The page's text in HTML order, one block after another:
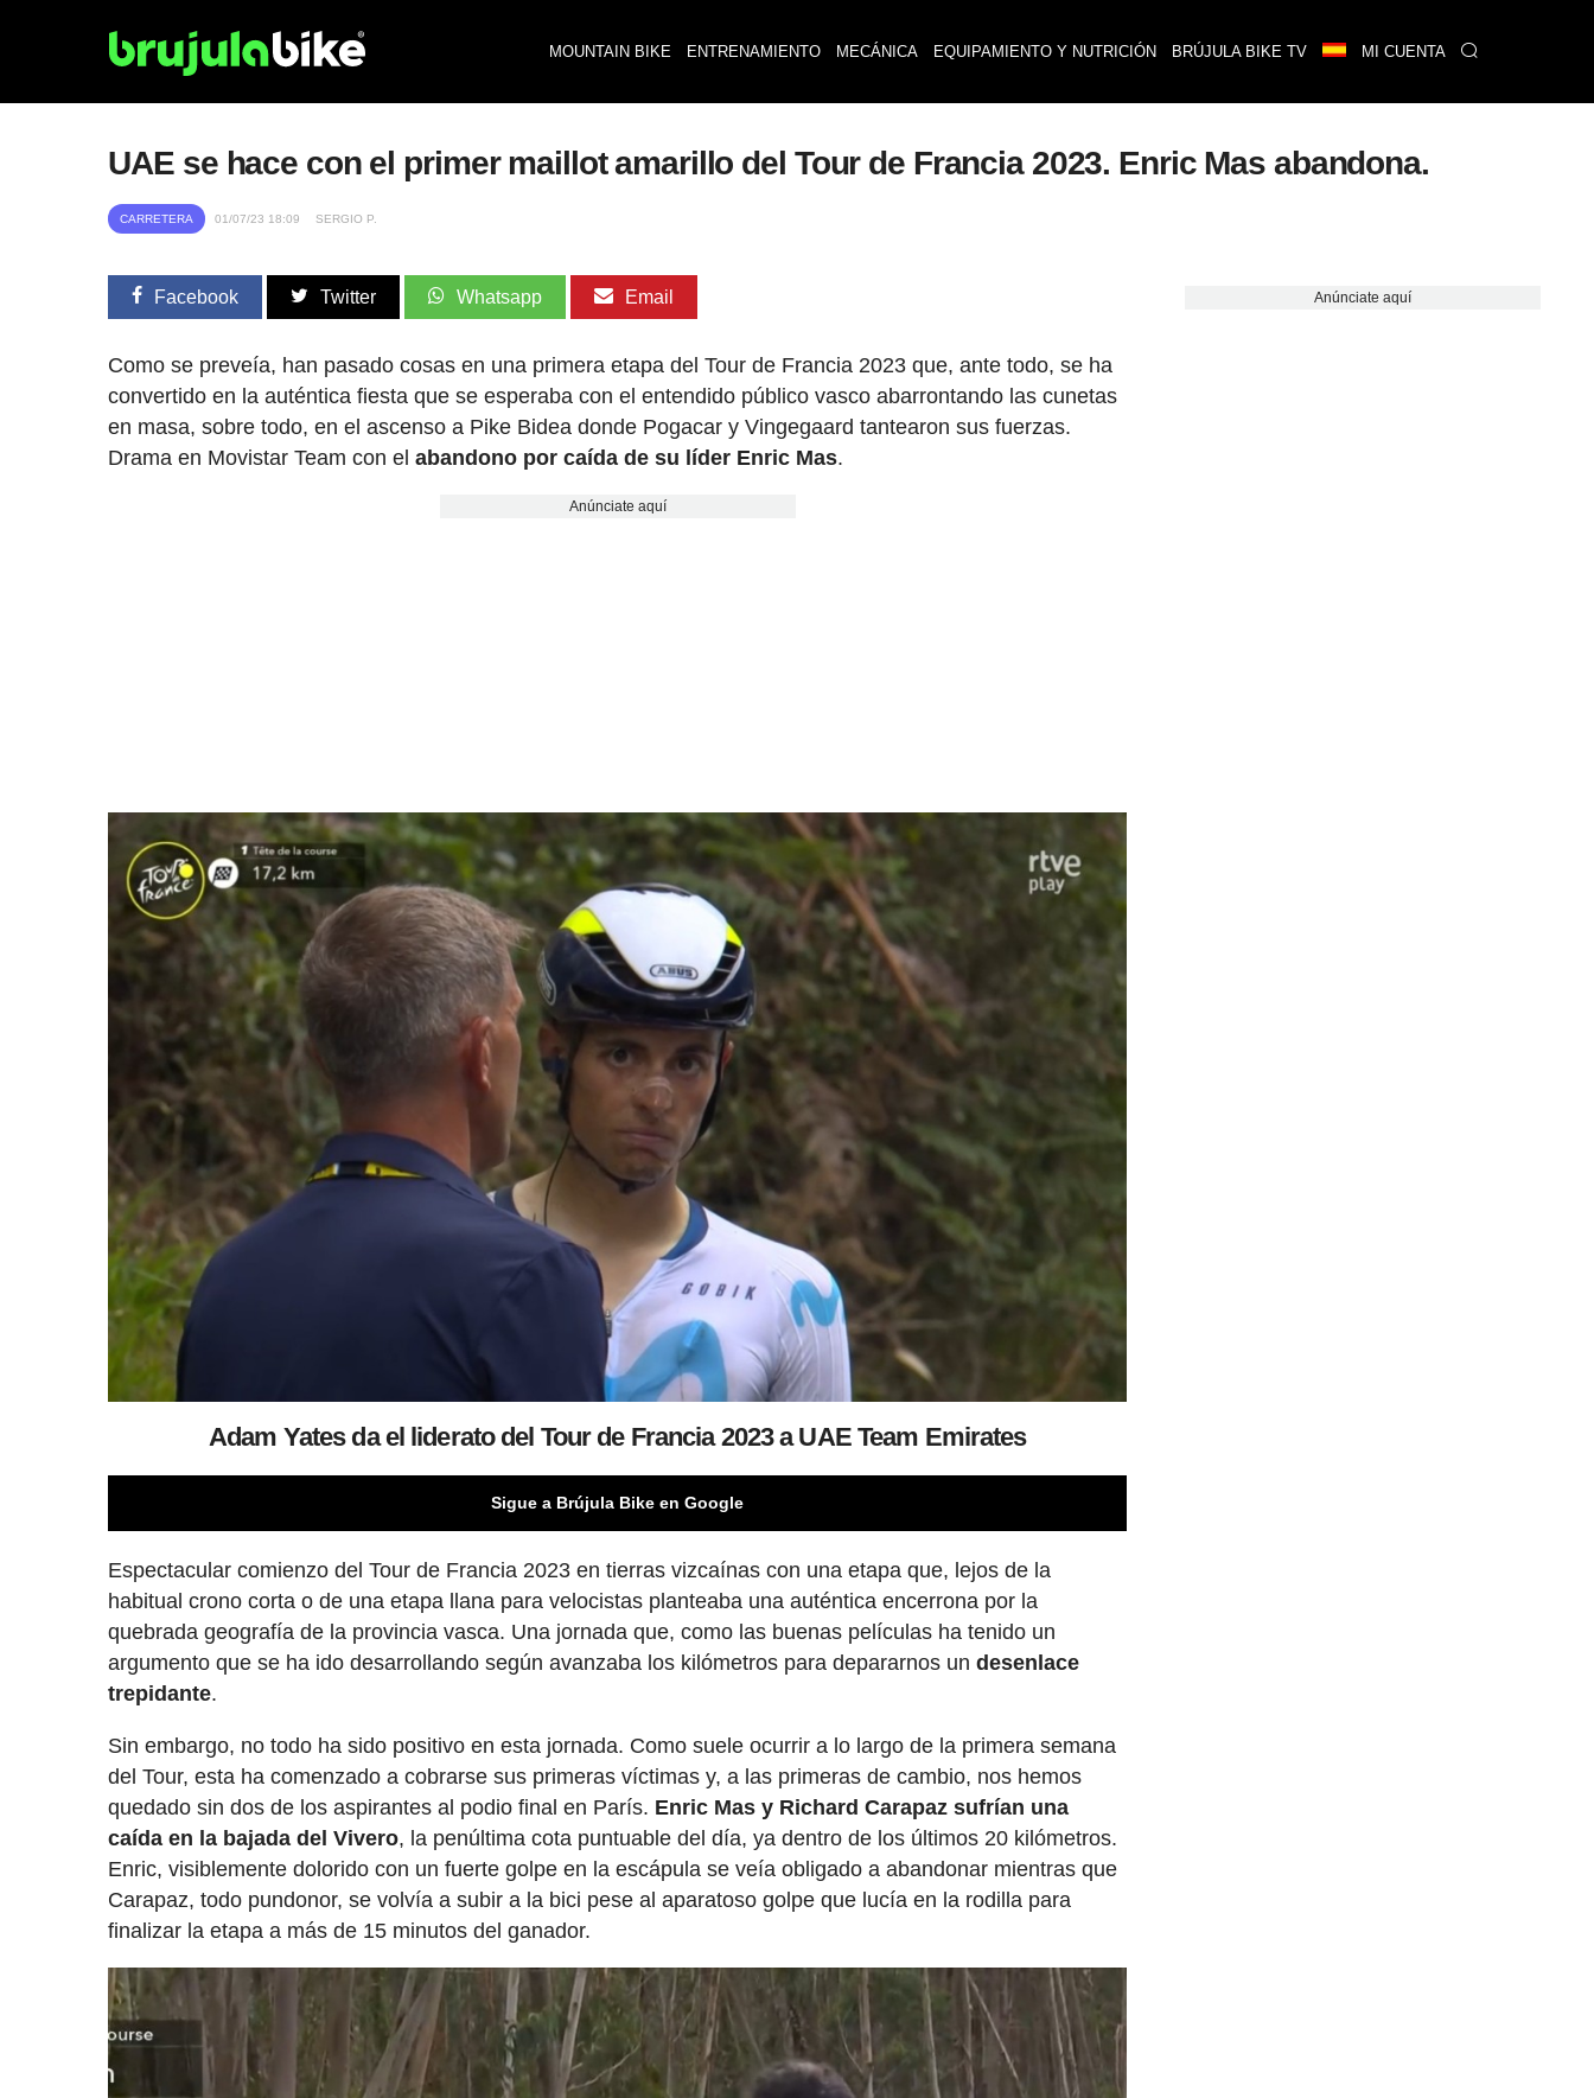
MOUNTAIN BIKE ENTRENAMIENTO MECÁNICA EQUIPAMIENTO Y NUTRICIÓN BRÚJULA BIKE TV MI CUENTA
UAE se hace con el primer maillot amarillo del Tour de Francia 2023. Enric Mas abandona.
CARRETERA 01/07/23 18:09 SERGIO P.
Facebook Twitter Whatsapp Email
Como se preveía, han pasado cosas en una primera etapa del Tour de Francia 2023 que, ante todo, se ha
convertido en la auténtica fiesta que se esperaba con el entendido público vasco abarrontando las cunetas
en masa, sobre todo, en el ascenso a Pike Bidea donde Pogacar y Vingegaard tantearon sus fuerzas.
Drama en Movistar Team con elabandono por caída de su líder Enric Mas.
Anúnciate aquí
Adam Yates da el liderato del Tour de Francia 2023 a UAE Team Emirates
Sigue a Brújula Bike en Google
Espectacular comienzo del Tour de Francia 2023 en tierras vizcaínas con una etapa que, lejos de la
habitual crono corta o de una etapa llana para velocistas planteaba una auténtica encerrona por la
quebrada geografía de la provincia vasca. Una jornada que, como las buenas películas ha tenido un
argumento que se ha ido desarrollando según avanzaba los kilómetros para depararnos undesenlace
trepidante.
Sin embargo, no todo ha sido positivo en esta jornada. Como suele ocurrir a lo largo de la primera semana
del Tour, esta ha comenzado a cobrarse sus primeras víctimas y, a las primeras de cambio, nos hemos
quedado sin dos de los aspirantes al podio final en París. Enric Mas y Richard Carapaz sufrían una
caída en la bajada del Vivero, la penúltima cota puntuable del día, ya dentro de los últimos 20 kilómetros.
Enric, visiblemente dolorido con un fuerte golpe en la escápula se veía obligado a abandonar mientras que
Carapaz, todo pundonor, se volvía a subir a la bici pese al aparatoso golpe que lucía en la rodilla para
finalizar la etapa a más de 15 minutos del ganador.
Anúnciate aquí